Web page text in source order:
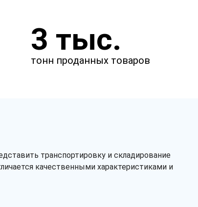
параметры
мы смогли рассчитать
товаров.
Рассчитать
3 тыс.
тонн проданных товаров
транспортировку и складирование
качественными характеристиками и